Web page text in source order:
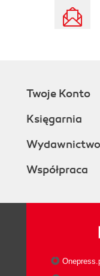
Twoje Konto
Księgarnia
Współpraca